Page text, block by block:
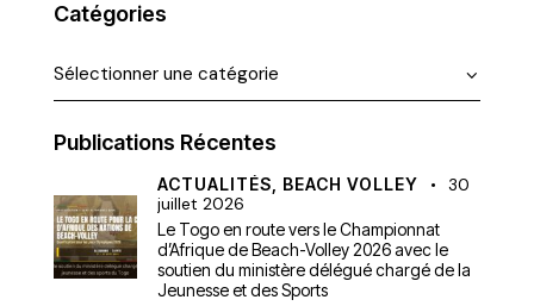
Catégories
Publications Récentes
ACTUALITÉS, BEACH VOLLEY
30
juillet 2026
Le Togo en route vers le Championnat
d’Afrique de Beach-Volley 2026 avec le
soutien du ministère délégué chargé de la
Jeunesse et des Sports